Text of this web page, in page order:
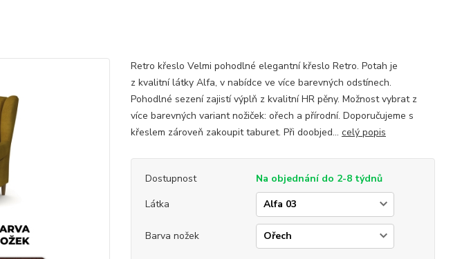
Retro křeslo Velmi pohodlné elegantní křeslo Retro. Potah je
z kvalitní látky Alfa, v nabídce ve více barevných odstínech.
Pohodlné sezení zajistí výplň z kvalitní HR pěny. Možnost vybrat z
více barevných variant nožiček: ořech a přírodní. Doporučujeme s
křeslem zároveň zakoupit taburet. Při doobjed... celý popis
Dostupnost
Na objednání do 2-8 týdnů
Látka
Barva nožek